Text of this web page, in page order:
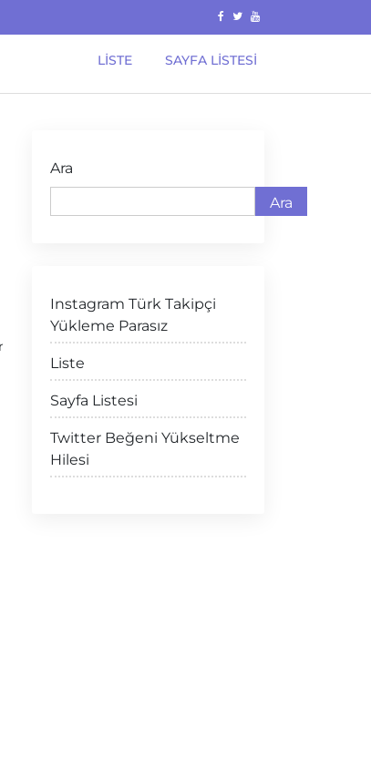
LISTE SAYFA LISTESI
Ara
Ara
Instagram Türk Takipçi
Yükleme Parasız
Liste
Sayfa Listesi
Twitter Beğeni Yükseltme
Hilesi